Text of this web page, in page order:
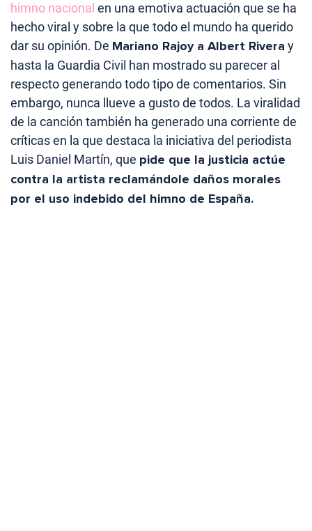
himno nacional en una emotiva actuación que se ha
hecho viral y sobre la que todo el mundo ha querido
dar su opinión. De Mariano Rajoy a Albert Rivera y
hasta la Guardia Civil han mostrado su parecer al
respecto generando todo tipo de comentarios. Sin
embargo, nunca llueve a gusto de todos. La viralidad
de la canción también ha generado una corriente de
críticas en la que destaca la iniciativa del periodista
Luis Daniel Martín, que pide que la justicia actúe
contra la artista reclamándole daños morales
por el uso indebido del himno de España.